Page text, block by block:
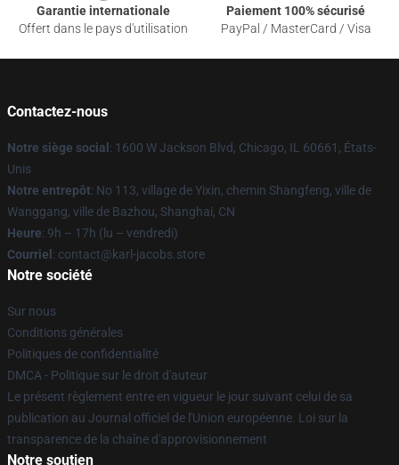
Garantie internationale
Offert dans le pays d'utilisation
Paiement 100% sécurisé
PayPal / MasterCard / Visa
Contactez-nous
Notre siège social : 1600 W Jackson Blvd, Chicago, IL 60661, États-
Unis
Notre entrepôt: No 113, village de Yixin, chemin Shangfeng, ville de
Wanggang, ville de Bazhou, Shanghai, CN
Heure: 9h – 17h (lu – vendredi)
Courriel : contact@karl-jacobs.store
Notre société
Sur nous
Conditions générales
Politiques de confidentialité
DMCA - Politique sur le droit d'auteur
Le présent règlement entre en vigueur le jour suivant celui de sa
publication au Journal officiel de l'Union européenne. Loi sur la
transparence de la chaîne d'approvisionnement
Notre soutien